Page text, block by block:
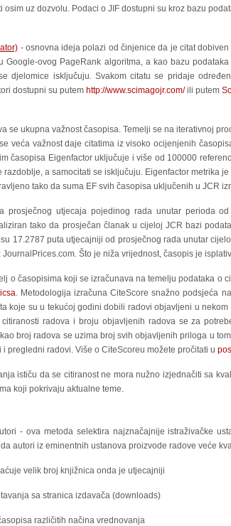
osim uz dozvolu. Podaci o JIF dostupni su kroz bazu
- osnovna ideja polazi od činjenice da je citat
Google-ovog PageRank algoritma, a kao bazu
djelomice isključuju. Svakom citatu se pridaje
dostupni su putem http://www.scimagojr.com/ili putem
se ukupna važnost časopisa. Temelji se na iterativnoj
veća važnost daje citatima iz visoko ocijenjenih
časopisa Eigenfactor uključuje i više od 100000
a samocitati se isključuju. Eigenfactor metrika
tako da suma EF svih časopisa uključenih u JCR
prosječnog utjecaja pojedinog rada unutar perioda
tako da prosječan članak u cijeloj JCR bazi
17.2787 puta utjecajniji od prosječnog rada unutar
Što je niža vrijednost, časopis je
o časopisima koji se izračunava na temelju podataka o
. Metodologija izračuna CiteScore snažno podsjeća
koje su u tekućoj godini dobili radovi objavljeni u
radova i broju objavljenih radova se za
broj radova se uzima broj svih objavljenih priloga u
pregledni radovi. Više o CiteScoreu možete pročitati u
ističu da se citiranost ne mora nužno izjednačiti sa
koji pokrivaju aktualne teme.
- ova metoda selektira najznačajnije istraživačke
autori iz eminentnih ustanova proizvode radove veće
velik broj knjižnica onda je utjecajniji
sa stranica izdavača (downloads)
različitih načina vrednovanja